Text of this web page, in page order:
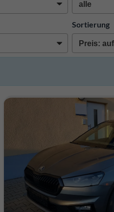
Sortierung